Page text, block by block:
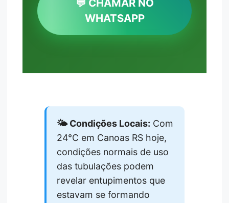
💬 CHAMAR NO
WHATSAPP
🌤️ Condições Locais: Com
24°C em Canoas RS hoje,
condições normais de uso
das tubulações podem
revelar entupimentos que
estavam se formando